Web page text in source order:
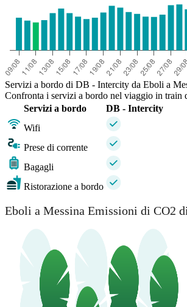
Servizi a bordo di DB - Intercity da Eboli a
Confronta i servizi a bordo nel viaggio in train
Servizi a bordo
DB - Intercity
Wifi
Prese di corrente
Bagagli
Ristorazione a bordo
Eboli a Messina Emissioni di CO2